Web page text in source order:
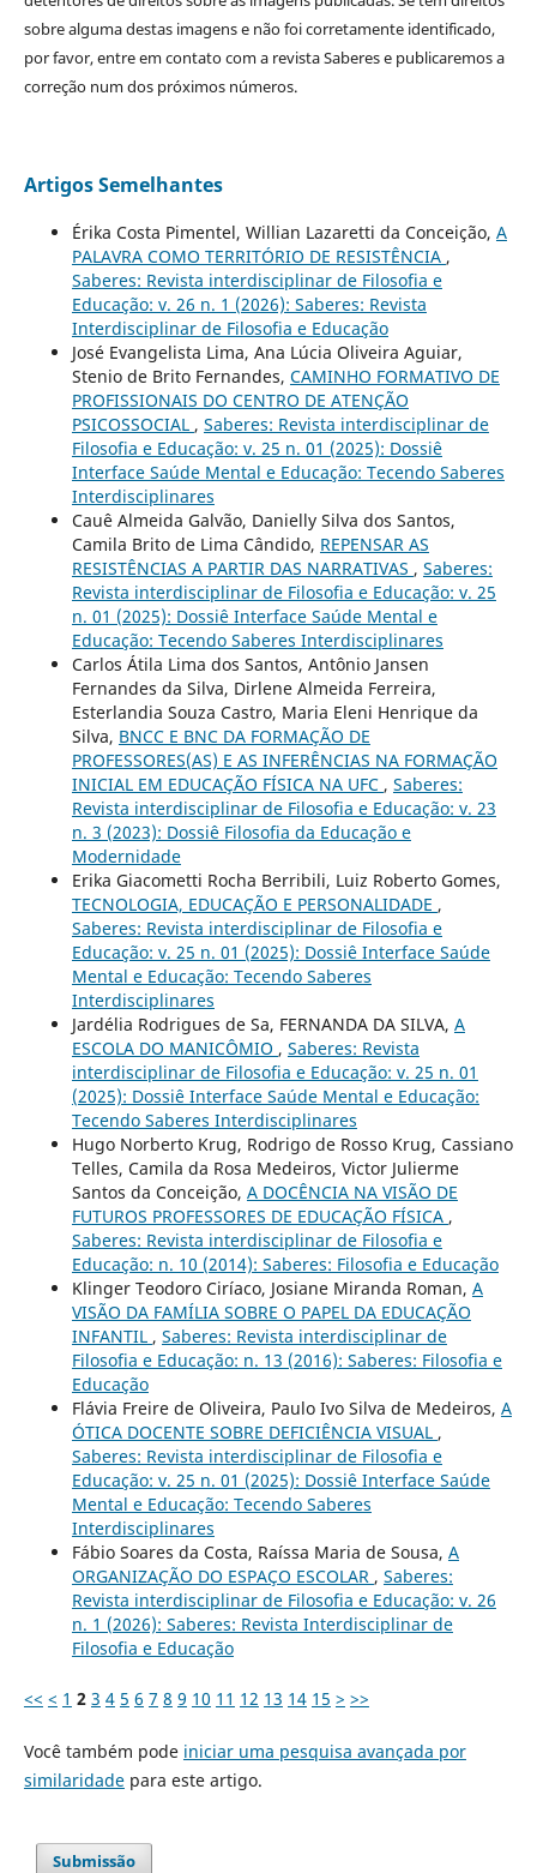
sobre alguma destas imagens e não foi corretamente identificado,
por favor, entre em contato com a revista Saberes e publicaremos a
correção num dos próximos números.
Artigos Semelhantes
Érika Costa Pimentel, Willian Lazaretti da Conceição, A
PALAVRA COMO TERRITÓRIO DE RESISTÊNCIA ,
Saberes: Revista interdisciplinar de Filosofia e
Educação: v. 26 n. 1 (2026): Saberes: Revista
Interdisciplinar de Filosofia e Educação
José Evangelista Lima, Ana Lúcia Oliveira Aguiar,
Stenio de Brito Fernandes, CAMINHO FORMATIVO DE
PROFISSIONAIS DO CENTRO DE ATENÇÃO
PSICOSSOCIAL , Saberes: Revista interdisciplinar de
Filosofia e Educação: v. 25 n. 01 (2025): Dossiê
Interface Saúde Mental e Educação: Tecendo Saberes
Interdisciplinares
Cauê Almeida Galvão, Danielly Silva dos Santos,
Camila Brito de Lima Cândido, REPENSAR AS
RESISTÊNCIAS A PARTIR DAS NARRATIVAS , Saberes:
Revista interdisciplinar de Filosofia e Educação: v. 25
n. 01 (2025): Dossiê Interface Saúde Mental e
Educação: Tecendo Saberes Interdisciplinares
Carlos Átila Lima dos Santos, Antônio Jansen
Fernandes da Silva, Dirlene Almeida Ferreira,
Esterlandia Souza Castro, Maria Eleni Henrique da
Silva, BNCC E BNC DA FORMAÇÃO DE
PROFESSORES(AS) E AS INFERÊNCIAS NA FORMAÇÃO
INICIAL EM EDUCAÇÃO FÍSICA NA UFC , Saberes:
Revista interdisciplinar de Filosofia e Educação: v. 23
n. 3 (2023): Dossiê Filosofia da Educação e
Modernidade
Erika Giacometti Rocha Berribili, Luiz Roberto Gomes,
TECNOLOGIA, EDUCAÇÃO E PERSONALIDADE ,
Saberes: Revista interdisciplinar de Filosofia e
Educação: v. 25 n. 01 (2025): Dossiê Interface Saúde
Mental e Educação: Tecendo Saberes
Interdisciplinares
Jardélia Rodrigues de Sa, FERNANDA DA SILVA, A
ESCOLA DO MANICÔMIO , Saberes: Revista
interdisciplinar de Filosofia e Educação: v. 25 n. 01
(2025): Dossiê Interface Saúde Mental e Educação:
Tecendo Saberes Interdisciplinares
Hugo Norberto Krug, Rodrigo de Rosso Krug, Cassiano
Telles, Camila da Rosa Medeiros, Victor Julierme
Santos da Conceição, A DOCÊNCIA NA VISÃO DE
FUTUROS PROFESSORES DE EDUCAÇÃO FÍSICA ,
Saberes: Revista interdisciplinar de Filosofia e
Educação: n. 10 (2014): Saberes: Filosofia e Educação
Klinger Teodoro Ciríaco, Josiane Miranda Roman, A
VISÃO DA FAMÍLIA SOBRE O PAPEL DA EDUCAÇÃO
INFANTIL , Saberes: Revista interdisciplinar de
Filosofia e Educação: n. 13 (2016): Saberes: Filosofia e
Educação
Flávia Freire de Oliveira, Paulo Ivo Silva de Medeiros, A
ÓTICA DOCENTE SOBRE DEFICIÊNCIA VISUAL ,
Saberes: Revista interdisciplinar de Filosofia e
Educação: v. 25 n. 01 (2025): Dossiê Interface Saúde
Mental e Educação: Tecendo Saberes
Interdisciplinares
Fábio Soares da Costa, Raíssa Maria de Sousa, A
ORGANIZAÇÃO DO ESPAÇO ESCOLAR , Saberes:
Revista interdisciplinar de Filosofia e Educação: v. 26
n. 1 (2026): Saberes: Revista Interdisciplinar de
Filosofia e Educação
<< < 1 2 3 4 5 6 7 8 9 10 11 12 13 14 15 > >>
Você também pode iniciar uma pesquisa avançada por
similaridadepara este artigo.
Submissão